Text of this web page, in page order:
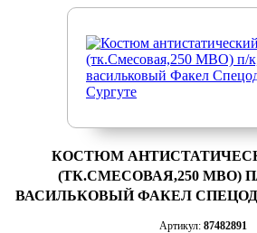
КОСТЮМ
(ТК.СМЕСОВАЯ,250 МВО)
ВАСИЛЬКОВЫЙ ФАКЕЛ
Артикул: 87482891